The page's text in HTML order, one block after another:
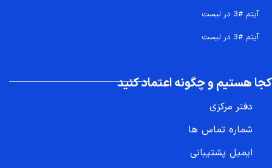
آیتم #3 در لیست
آیتم #3 در لیست
کجا هستیم و چگونه اعتماد کنید
دفتر مرکزی
شماره تماس ها
ایمیل پشتیبانی